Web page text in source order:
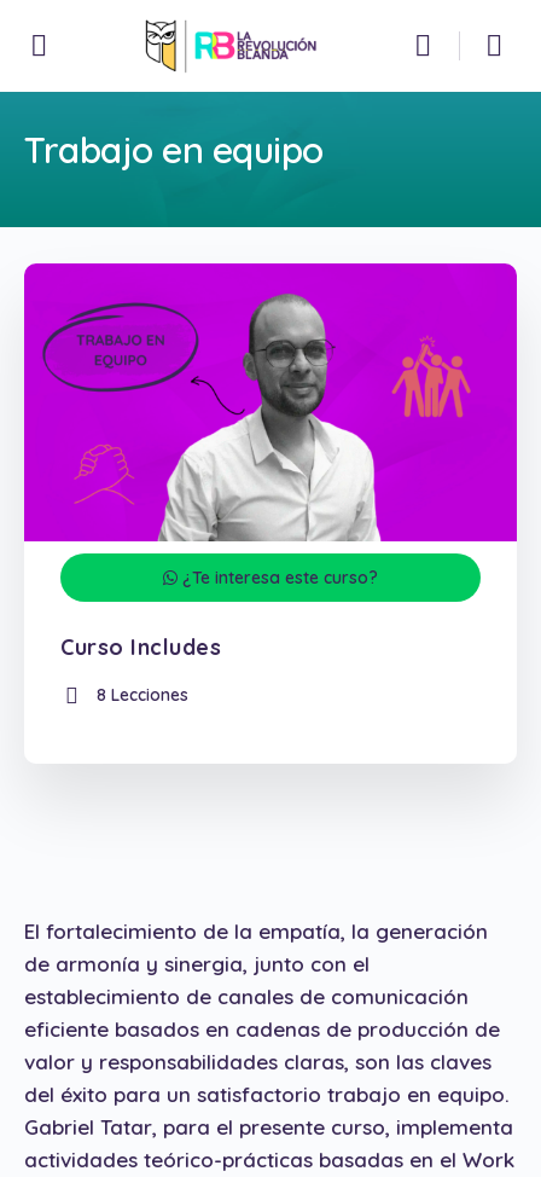
Trabajo en equipo
El fortalecimiento de la empatía, la generación
de armonía y sinergia, junto con el
establecimiento de canales de comunicación
eficiente basados en cadenas de producción de
valor y responsabilidades claras, son las claves
del éxito para un satisfactorio trabajo en equipo.
Gabriel Tatar, para el presente curso, implementa
actividades teórico-prácticas basadas en el Work
¿Te interesa este curso?
Curso Includes
8 Lecciones